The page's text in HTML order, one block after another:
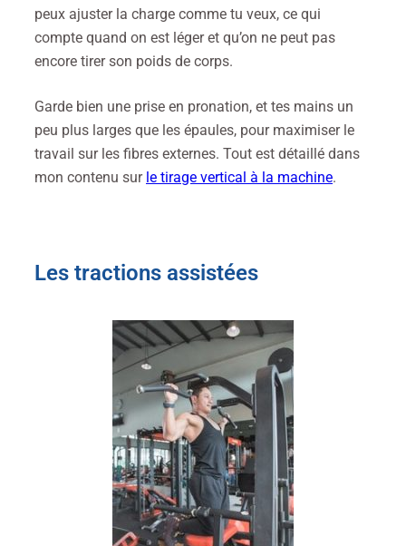
peux ajuster la charge comme tu veux, ce qui
compte quand on est léger et qu’on ne peut pas
encore tirer son poids de corps.
Garde bien une prise en pronation, et tes mains un
peu plus larges que les épaules, pour maximiser le
travail sur les fibres externes. Tout est détaillé dans
mon contenu sur le tirage vertical à la machine.
Les tractions assistées